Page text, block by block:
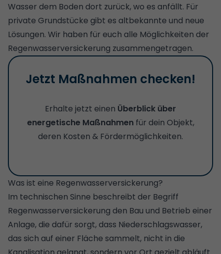
Wasser dem Boden dort zurück, wo es anfällt. Für
private Grundstücke gibt es altbekannte und neue
Lösungen. Wir haben für euch alle Möglichkeiten der
Regenwasserversickerung zusammengetragen.
Jetzt Maßnahmen checken!
Erhalte jetzt einen Überblick über
energetische Maßnahmen für dein Objekt,
deren Kosten & Fördermöglichkeiten.
Was ist eine Regenwasserversickerung?
Im technischen Sinne beschreibt der Begriff
Regenwasserversickerung den Bau und Betrieb einer
Anlage, die dafür sorgt, dass Niederschlagswasser,
das sich auf einer Fläche sammelt, nicht in die